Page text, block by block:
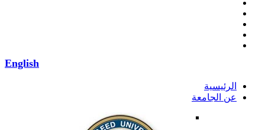
English
الرئيسية
عن الجامعة